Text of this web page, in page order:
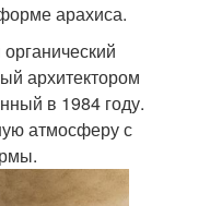
арахиса.
архитектором
в 1984 году.
атмосферу с